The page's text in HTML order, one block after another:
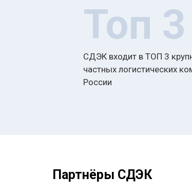
Топ 3
СДЭК входит в ТОП 3
частных логистических
России
Партнёры СДЭК